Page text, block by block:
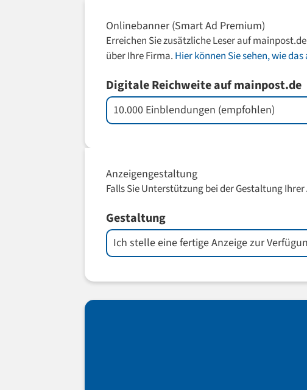
Onlinebanner (Smart Ad Premium)
Erreichen Sie zusätzliche Leser auf
über Ihre Firma. Hier können Sie sehen, wie
Digitale Reichweite auf mainpost.de
Anzeigengestaltung
Falls Sie Unterstützung bei der Gestaltung
Gestaltung